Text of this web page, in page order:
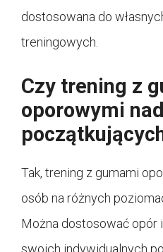
dostosowana do
treningowych.
Czy trening z
oporowymi
Tak, trening z gumami
osób na różnych
Można dostosować opór
swoich indywidualnych